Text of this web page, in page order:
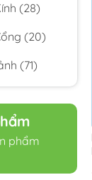
(28)
(20)
(71)
(19)
phẩm